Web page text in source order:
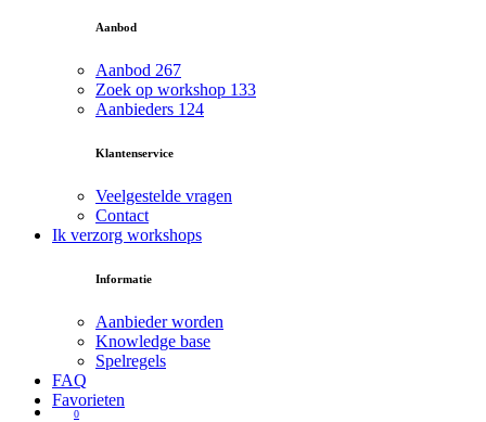
Aanbod
Aanbod 267
Zoek op workshop 133
Aanbieders 124
Klantenservice
Veelgestelde vragen
Contact
Ik verzorg workshops
Informatie
Aanbieder worden
Knowledge base
Spelregels
FAQ
Favorieten
0